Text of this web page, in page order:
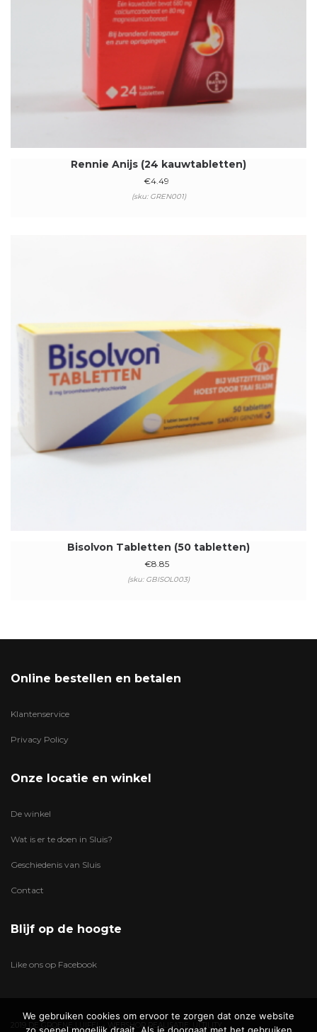
Rennie Anijs (24 kauwtabletten)
€4.49
(sku: GREN001)
Bisolvon Tabletten (50 tabletten)
€8.85
(sku: GBISOL003)
Online bestellen en betalen
Klantenservice
Privacy Policy
Onze locatie en winkel
De winkel
Wat is er te doen in Sluis?
Geschiedenis van Sluis
Contact
Blijf op de hoogte
Like ons op Facebook
2019 DE GROENE LUIFEL - WEBSHOP REALISATIE: ULTILITY
We gebruiken cookies om ervoor te zorgen dat onze website